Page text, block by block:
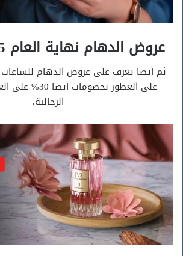
عروض الدهام نهاية العام 2025 العطور
على العطور
الرجالية.